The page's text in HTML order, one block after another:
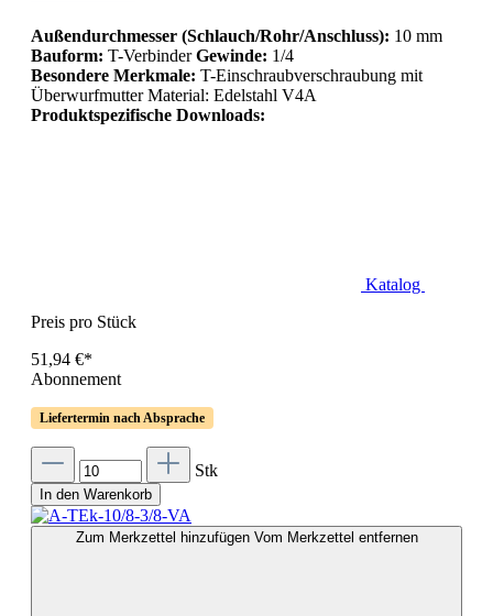
Außendurchmesser (Schlauch/Rohr/Anschluss): 10 mm
Bauform: T-VerbinderGewinde: 1/4
Besondere Merkmale: T-Einschraubverschraubung mit
Überwurfmutter Material: Edelstahl V4A
Produktspezifische Downloads:
Katalog
Preis pro Stück
51,94 €*
Abonnement
Liefertermin nach Absprache
Stk
In den Warenkorb
Zum Merkzettel hinzufügen Vom Merkzettel entfernen